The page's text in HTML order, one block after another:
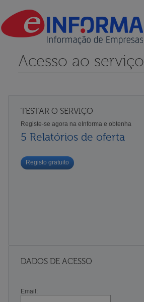
Acesso ao serviço
TESTAR O SERVIÇO
Registe-se agora na eInforma e obtenha
5 Relatórios de oferta
Registo gratuito
DADOS DE ACESSO
Email: